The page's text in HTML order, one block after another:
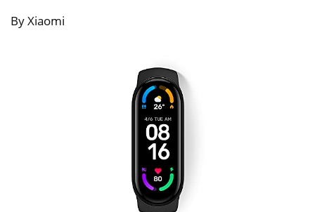
By Xiaomi